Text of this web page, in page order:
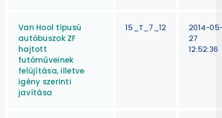
Van Hool típusú
autóbuszok ZF
hajtott
futóműveinek
felújítása, illetve
igény szerinti
javítása
15_T_7_12
2014-
27
12:52:36